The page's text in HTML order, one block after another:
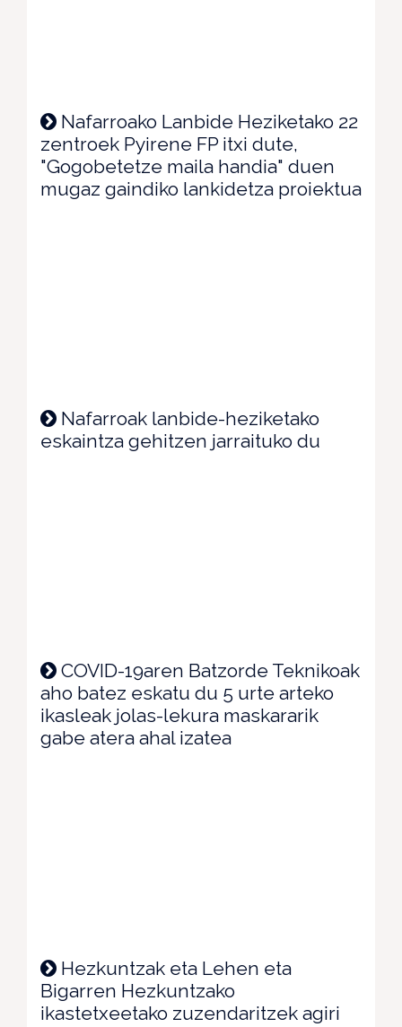
Nafarroako Lanbide Heziketako 22
zentroek Pyirene FP itxi dute,
"Gogobetetze maila handia" duen
mugaz gaindiko lankidetza proiektua
Nafarroak lanbide-heziketako
eskaintza gehitzen jarraituko du
COVID-19aren Batzorde Teknikoak
aho batez eskatu du 5 urte arteko
ikasleak jolas-lekura maskararik
gabe atera ahal izatea
Hezkuntzak eta Lehen eta
Bigarren Hezkuntzako
ikastetxeetako zuzendaritzek agiri